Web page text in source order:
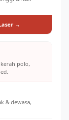
→
polo,
& dewasa,